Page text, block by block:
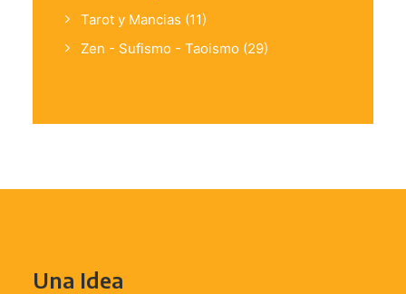
Tarot y Mancias (11)
Zen - Sufismo - Taoismo (29)
Una Idea